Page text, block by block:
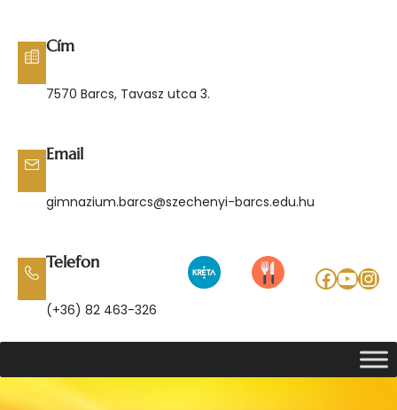
tartalomhoz
Cím
7570 Barcs, Tavasz utca 3.
Email
gimnazium.barcs@szechenyi-barcs.edu.hu
Telefon
(+36) 82 463-326